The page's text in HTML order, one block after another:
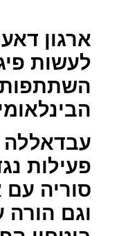
ארגון
לעשות
עבדאללה
פעילות
סוריה עם
וגם הורה